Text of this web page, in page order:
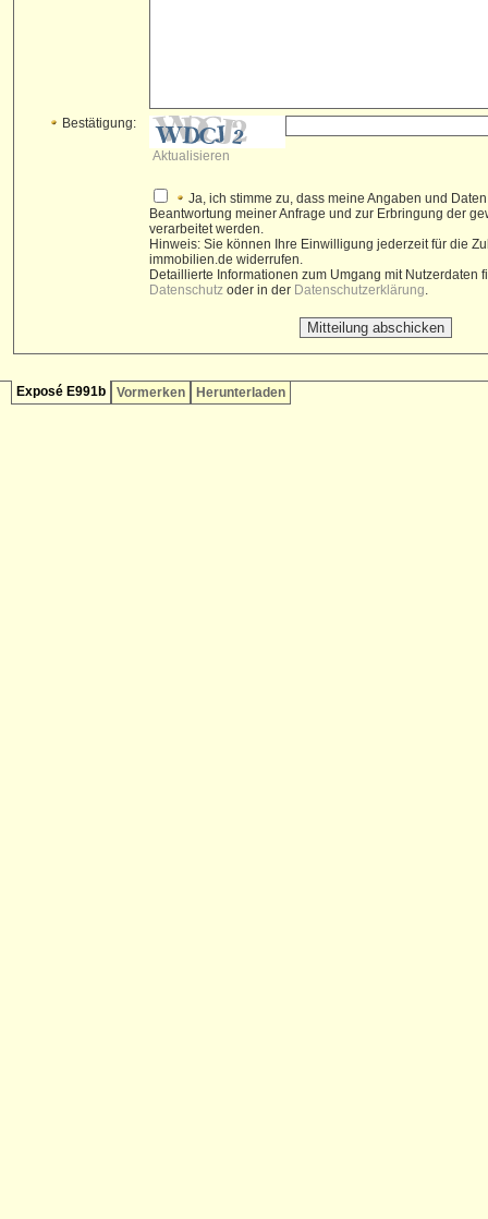
Bestätigung:
Aktualisieren
Ja, ich stimme zu, dass meine Angaben und
Beantwortung meiner Anfrage und zur Erbringung der
verarbeitet werden.
Hinweis: Sie können Ihre Einwilligung jederzeit für die
immobilien.de widerrufen.
Detaillierte Informationen zum Umgang mit Nutzerdaten
Datenschutz oder in der Datenschutzerklärung
Exposé E991b Vormerken Herunterladen